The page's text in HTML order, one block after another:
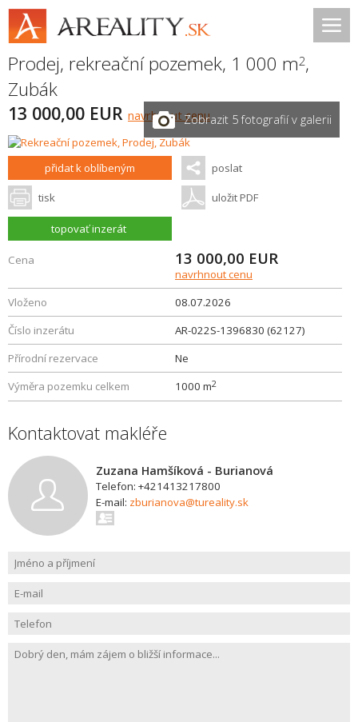
Prodej, rekreační pozemek, 1 000 m2,
Zubák
13 000,00 EUR navrhnout cenuZobrazit 5 fotografií v galerii
přidat k oblíbeným poslat
tisk uložit PDF
topovať inzerát
Cena 13 000,00 EUR
navrhnout cenu
Vloženo
08.07.2026
Číslo inzerátu
AR-022S-1396830 (62127)
Přírodní rezervace
Ne
Výměra pozemku celkem
1000 m2
Kontaktovat makléře
Zuzana Hamšíková - Burianová
Telefon: +421413217800
E-mail: zburianova@tureality.sk